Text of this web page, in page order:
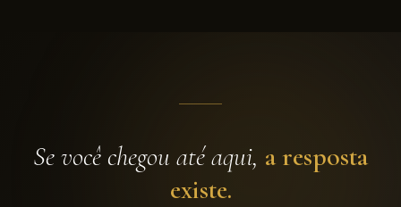
Se você chegou até aqui, a resposta
existe.